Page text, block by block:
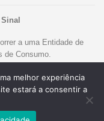
a uma Entidade de
de Consumo.
.
www.consumidor.pt
melhor experiência
estará a consentir a